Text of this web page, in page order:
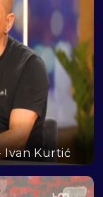
Ivan Kurtić